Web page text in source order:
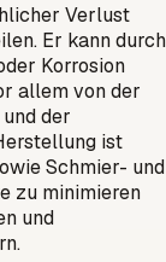
Verlust
Er kann durch
Korrosion
allem von der
der
ist
Schmier- und
zu minimieren
und